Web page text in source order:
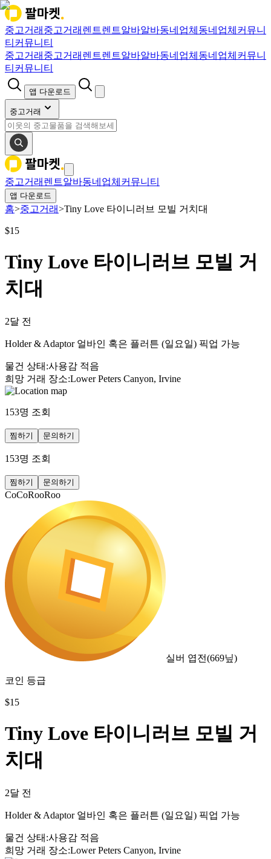
중고거래 중고거래 렌트렌트알바알바동네업체 동네업체 커뮤니
티 커뮤니티
중고거래 중고거래 렌트렌트알바알바동네업체 동네업체 커뮤니
티 커뮤니티
앱 다운로드
중고거래
중고거래 렌트알바동네업체 커뮤니티
앱 다운로드
홈>중고거래>Tiny Love 타이니러브 모빌 거치대
$15
Tiny Love 타이니러브 모빌 거
치대
2달 전
Holder & Adaptor 얼바인 혹은 플러튼 (일요일) 픽업 가능
물건 상태 :사용감 적음
희망 거래 장소:Lower Peters Canyon, Irvine
153명 조회
찜하기 문의하기
153명 조회
찜하기 문의하기
CoCoRooRoo
실버 엽전(669닢)
코인 등급
$15
Tiny Love 타이니러브 모빌 거
치대
2달 전
Holder & Adaptor 얼바인 혹은 플러튼 (일요일) 픽업 가능
물건 상태 :사용감 적음
희망 거래 장소:Lower Peters Canyon, Irvine